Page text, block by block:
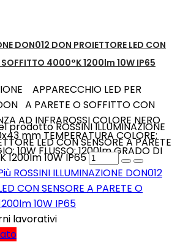
DON012 DON PROIETTORE LED CON
SOFFITTO 4000°K 1200lm 10W IP65
APPARECCHIO LED PER
A PARETE O SOFFITTO CON
AD INFRAROSSI COLORE NERO
mm TEMPERATURA COLORE:
10W FLUSSO: 1200lm GRADO DI
ROSSINI ILLUMINAZIONE
LED CON SENSORE A PARETE
1200lm 10W IP65
ROSSINI ILLUMINAZIONE DON012
CON SENSORE A PARETE O
10W IP65
lavorativi